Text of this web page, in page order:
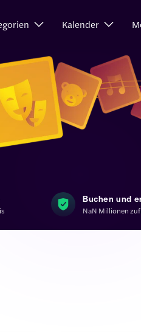
Kalender
Buchen und
NaN Millionen